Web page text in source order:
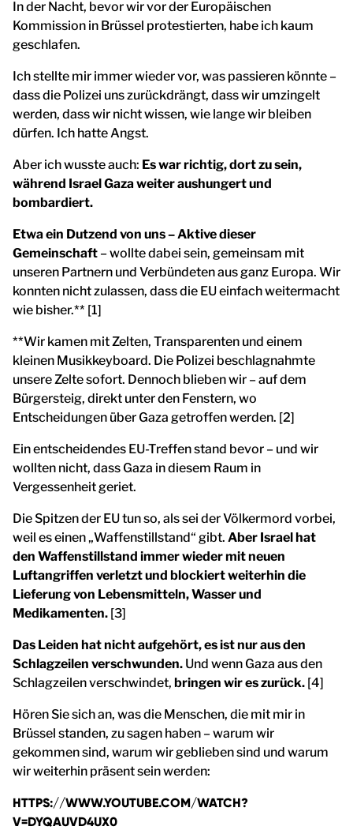
In der Nacht, bevor wir vor der Europäischen
Kommission in Brüssel protestierten, habe ich kaum
geschlafen.
Ich stellte mir immer wieder vor, was passieren könnte –
dass die Polizei uns zurückdrängt, dass wir umzingelt
werden, dass wir nicht wissen, wie lange wir bleiben
dürfen. Ich hatte Angst.
Aber ich wusste auch: Es war richtig, dort zu sein,
während Israel Gaza weiter aushungert und
bombardiert.
Etwa ein Dutzend von uns – Aktive dieser
Gemeinschaft – wollte dabei sein, gemeinsam mit
unseren Partnern und Verbündeten aus ganz Europa. Wir
konnten nicht zulassen, dass die EU einfach weitermacht
wie bisher.** [1]
**Wir kamen mit Zelten, Transparenten und einem
kleinen Musikkeyboard. Die Polizei beschlagnahmte
unsere Zelte sofort. Dennoch blieben wir – auf dem
Bürgersteig, direkt unter den Fenstern, wo
Entscheidungen über Gaza getroffen werden. [2]
Ein entscheidendes EU-Treffen stand bevor – und wir
wollten nicht, dass Gaza in diesem Raum in
Vergessenheit geriet.
Die Spitzen der EU tun so, als sei der Völkermord vorbei,
weil es einen „Waffenstillstand“ gibt. Aber Israel hat
den Waffenstillstand immer wieder mit neuen
Luftangriffen verletzt und blockiert weiterhin die
Lieferung von Lebensmitteln, Wasser und
Medikamenten. [3]
Das Leiden hat nicht aufgehört, es ist nur aus den
Schlagzeilen verschwunden. Und wenn Gaza aus den
Schlagzeilen verschwindet, bringen wir es zurück. [4]
Hören Sie sich an, was die Menschen, die mit mir in
Brüssel standen, zu sagen haben – warum wir
gekommen sind, warum wir geblieben sind und warum
wir weiterhin präsent sein werden:
HTTPS://WWW.YOUTUBE.COM/WATCH?
V=DYQAUVD4UX0